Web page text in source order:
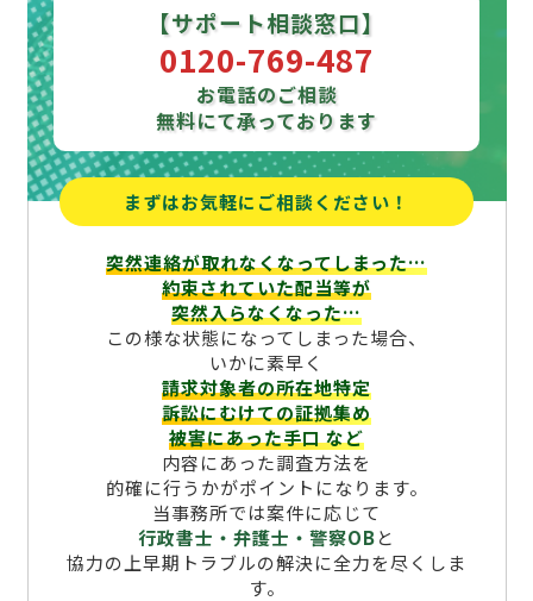
【サポート相談窓口】
0120-769-487
お電話のご相談
無料にて承っております
まずはお気軽にご相談ください！
突然連絡が取れなくなってしまった…
約束されていた配当等が
突然入らなくなった…
この様な状態になってしまった場合、
いかに素早く
請求対象者の所在地特定
訴訟にむけての証拠集め
被害にあった手口など
内容にあった調査方法を
的確に行うかがポイントになります。
当事務所では案件に応じて
行政書士・弁護士・警察OBと
協力の上早期トラブルの解決に全力を尽くしま
す。